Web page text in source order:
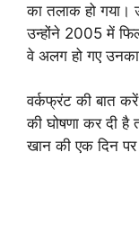
का तलाक हो
उन्होंने 2005 में
वे अलग हो गए
वर्कफ्रंट की बात
की घोषणा कर दी
खान की एक दिन